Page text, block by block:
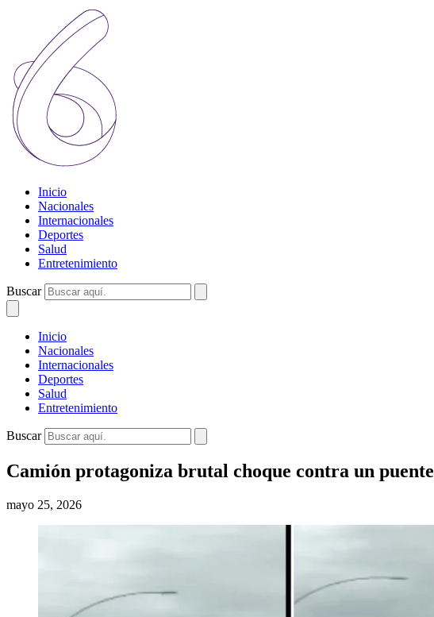
Inicio
Nacionales
Internacionales
Deportes
Salud
Entretenimiento
Buscar
Inicio
Nacionales
Internacionales
Deportes
Salud
Entretenimiento
Buscar
Camión protagoniza brutal choque contra un puente
mayo 25, 2026